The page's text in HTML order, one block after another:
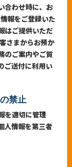
合わせ時に、お
報をご登録いた
はご提供いただ
さまからお預か
のご案内やご質
ご送付に利用い
禁止
を適切に管理
人情報を第三者